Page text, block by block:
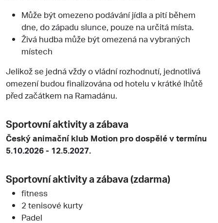
Může být omezeno podávání jídla a pití během
dne, do západu slunce, pouze na určitá místa.
Živá hudba může být omezená na vybraných
místech
Jelikož se jedná vždy o vládní rozhodnutí, jednotlivá
omezení budou finalizována od hotelu v krátké lhůtě
před začátkem na Ramadánu.
Sportovní aktivity a zábava
Český animační klub Motion pro dospělé v termínu
5.10.2026 - 12.5.2027.
Sportovní aktivity a zábava (zdarma)
fitness
2 tenisové kurty
Padel